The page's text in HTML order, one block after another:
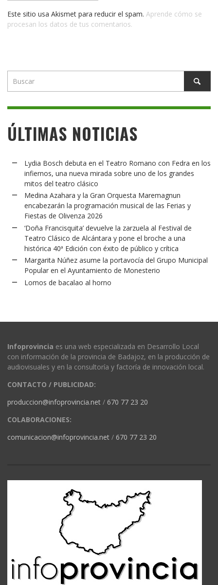
Este sitio usa Akismet para reducir el spam. Aprende cómo se
procesan los datos de tus comentarios.
ÚLTIMAS NOTICIAS
Lydia Bosch debuta en el Teatro Romano con Fedra en los
infiernos, una nueva mirada sobre uno de los grandes
mitos del teatro clásico
Medina Azahara y la Gran Orquesta Maremagnun
encabezarán la programación musical de las Ferias y
Fiestas de Olivenza 2026
‘Doña Francisquita’ devuelve la zarzuela al Festival de
Teatro Clásico de Alcántara y pone el broche a una
histórica 40ª Edición con éxito de público y crítica
Margarita Núñez asume la portavocía del Grupo Municipal
Popular en el Ayuntamiento de Monesterio
Lomos de bacalao al horno
Infoprovincia es una web especializada en Desarrollo Local
con información de la provincia de Badajoz, en la producción de
audiovisuales y en la consultoría y factoría de innovación local.
CONTACTO / PUBLICIDAD:
produccion@infoprovincia.net / 670 77 23 20
COLABORACIONES:
comunicacion@infoprovincia.net / 670 77 23 20